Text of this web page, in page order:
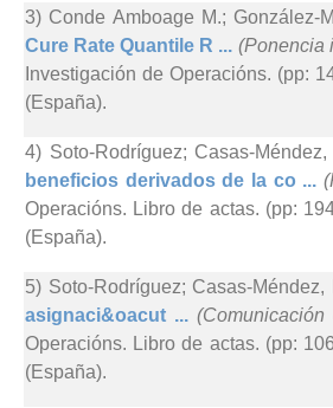
3) Conde Amboage M.; González-
Cure Rate Quantile R ... (Ponencia
Investigación de Operacións. (pp:
(España).
4) Soto-Rodríguez; Casas-
beneficios derivados de la co ...
Operacións. Libro de actas. (pp:
(España).
5) Soto-Rodríguez; Casas-
asignaci&oacut ...(Comunicación
Operacións. Libro de actas. (pp:
(España).